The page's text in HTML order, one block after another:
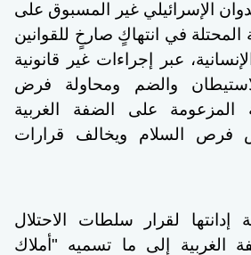
الإسرائيلي غير المسبوق على
المحتلة في انتهاكٍ صارخٍ للقوانين
عبر إجراءات غير قانونية
والضم ومحاولة فرض
المزعومة على الضفة الغربية
فرص السلام ويخالف قرارات
إدانتها لقرار سلطات الاحتلال
الغربية إلى ما تسميه "أملاك